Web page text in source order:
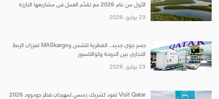
الأول من عام 2026 مع تقدّم العمل في مشاريعها البارزة
23 يوليو, 2026
جسر جوي جديد.. القطرية للشحن وMASkargo تعززان الربط
التجاري بين الدوحة وكوالالمبور
23 يوليو, 2026
Visit Qatar تعود كشريك رسمي لمهرجان قطر جودوود 2026